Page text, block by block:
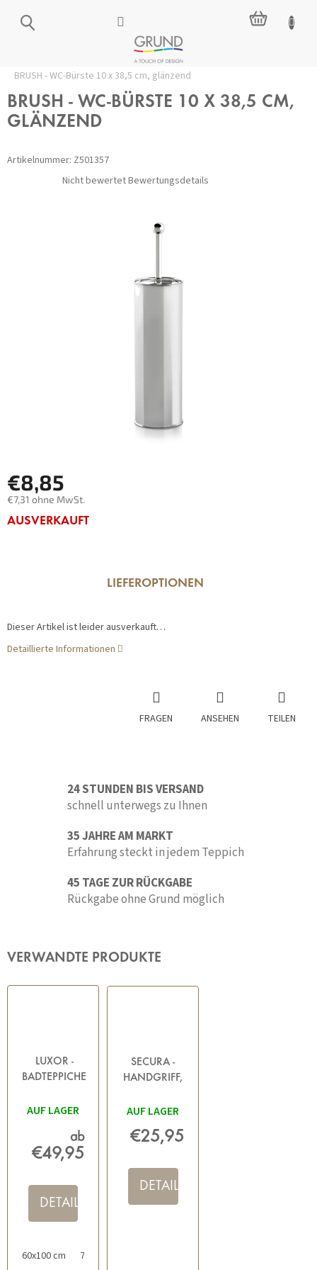
Inhalt
springen
Zubehör für das Badezimmer
BRUSH - WC-Bürste 10 x 38,5 cm, glänzend
BRUSH - WC-BÜRSTE 10 X 38,5 CM,
GLÄNZEND
Artikelnummer: Z501357
Die
durchschnittliche
Nicht bewertetBewertungsdetails
€8,85
€7,31 ohne MwSt.
Verkaufspreis:
AUSVERKAUFT
LIEFEROPTIONEN
Dieser Artikel ist leider ausverkauft…
Detaillierte Informationen
FRAGEN ANSEHEN TEILEN
24 STUNDEN BIS VERSAND
schnell unterwegs zu Ihnen
35 JAHRE AM MARKT
Erfahrung steckt in jedem Teppich
45 TAGE ZUR RÜCKGABE
Rückgabe ohne Grund möglich
VERWANDTE PRODUKTE
LUXOR -
BADTEPPICHE
AUF LAGER
ab
€49,95
DETAIL
60x100 cm 70x120 cm
SECURA -
HANDGRIFF,
AUF LAGER
€25,95
DETAIL